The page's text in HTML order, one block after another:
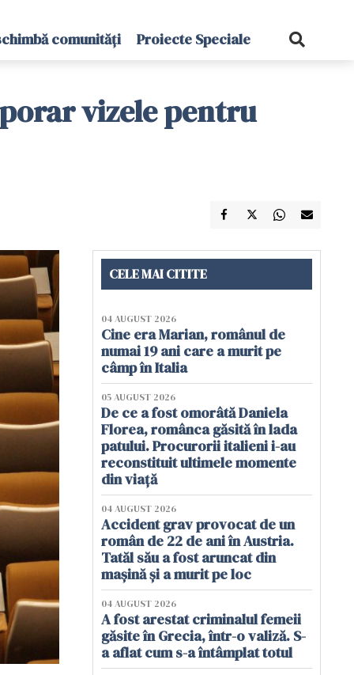
comunități Proiecte Speciale
vizele pentru
CELE MAI CITITE
04 AUGUST 2026
Cine era Marian, românul de
numai 19 ani care a murit pe
câmp în Italia
05 AUGUST 2026
De ce a fost omorâtă Daniela
Florea, românca găsită în lada
patului. Procurorii italieni i-au
reconstituit ultimele momente
din viață
04 AUGUST 2026
Accident grav provocat de un
român de 22 de ani în Austria.
Tatăl său a fost aruncat din
mașină și a murit pe loc
04 AUGUST 2026
A fost arestat criminalul femeii
găsite în Grecia, într-o valiză. S-
a aflat cum s-a întâmplat totul